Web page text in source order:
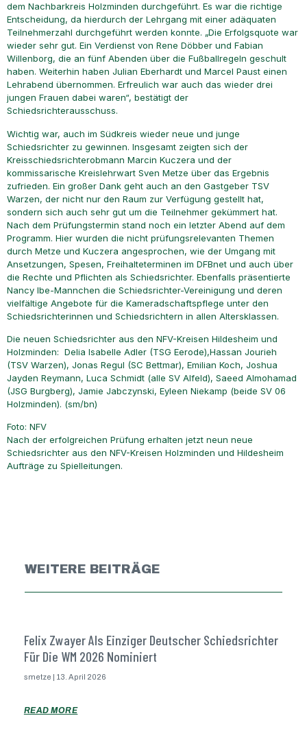
dem Nachbarkreis Holzminden durchgeführt. Es war die richtige
Entscheidung, da hierdurch der Lehrgang mit einer adäquaten
Teilnehmerzahl durchgeführt werden konnte. „Die Erfolgsquote war
wieder sehr gut. Ein Verdienst von Rene Döbber und Fabian
Willenborg, die an fünf Abenden über die Fußballregeln geschult
haben. Weiterhin haben Julian Eberhardt und Marcel Paust einen
Lehrabend übernommen. Erfreulich war auch das wieder drei
jungen Frauen dabei waren“, bestätigt der
Schiedsrichterausschuss.
Wichtig war, auch im Südkreis wieder neue und junge
Schiedsrichter zu gewinnen. Insgesamt zeigten sich der
Kreisschiedsrichterobmann Marcin Kuczera und der
kommissarische Kreislehrwart Sven Metze über das Ergebnis
zufrieden. Ein großer Dank geht auch an den Gastgeber TSV
Warzen, der nicht nur den Raum zur Verfügung gestellt hat,
sondern sich auch sehr gut um die Teilnehmer gekümmert hat.
Nach dem Prüfungstermin stand noch ein letzter Abend auf dem
Programm. Hier wurden die nicht prüfungsrelevanten Themen
durch Metze und Kuczera angesprochen, wie der Umgang mit
Ansetzungen, Spesen, Freihalteterminen im DFBnet und auch über
die Rechte und Pflichten als Schiedsrichter. Ebenfalls präsentierte
Nancy Ibe-Mannchen die Schiedsrichter-Vereinigung und deren
vielfältige Angebote für die Kameradschaftspflege unter den
Schiedsrichterinnen und Schiedsrichtern in allen Altersklassen.
Die neuen Schiedsrichter aus den NFV-Kreisen Hildesheim und
Holzminden: Delia Isabelle Adler (TSG Eerode),Hassan Jourieh
(TSV Warzen), Jonas Regul (SC Bettmar), Emilian Koch, Joshua
Jayden Reymann, Luca Schmidt (alle SV Alfeld), Saeed Almohamad
(JSG Burgberg), Jamie Jabczynski, Eyleen Niekamp (beide SV 06
Holzminden). (sm/bn)
Foto: NFV
Nach der erfolgreichen Prüfung erhalten jetzt neun neue
Schiedsrichter aus den NFV-Kreisen Holzminden und Hildesheim
Aufträge zu Spielleitungen.
WEITERE BEITRÄGE
Felix Zwayer Als Einziger Deutscher Schiedsrichter
Für Die WM 2026 Nominiert
smetze 13. April 2026
READ MORE